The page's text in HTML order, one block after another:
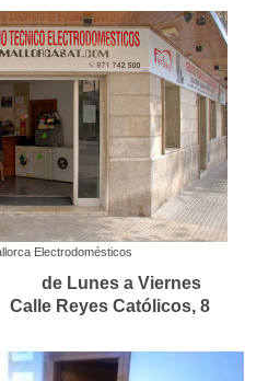
Electrodomésticos
a Viernes
Reyes Católicos, 8